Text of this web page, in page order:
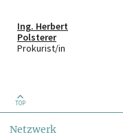
Ing. Herbert
Polsterer
Prokurist/in
TOP
Netzwerk